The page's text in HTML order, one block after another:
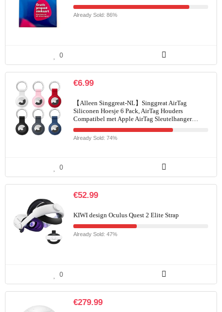
Already Sold: 86%
0
€6.99
【Alleen Singgreat-NL】Singgreat AirTag
Siliconen Hoesje 6 Pack, AirTag Houders
Compatibel met Apple AirTag Sleutelhanger…
Already Sold: 74%
0
€52.99
KIWI design Oculus Quest 2 Elite Strap
Already Sold: 47%
0
€279.99